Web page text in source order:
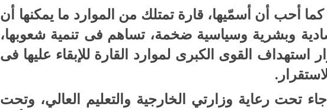
كما أحب أن أسمّيها، قارة تمتلك من الموارد ما يمكنها أن
وبشرية وسياسية ضخمة، تساهم فى تنمية شعوبها،
القوى الكبرى لموارد القارة للإبقاء عليها فى
تحت رعاية وزارتي الخارجية والتعليم العالي، وتحت
كيف تحمي مصر ثرواتها في الجنوب؟
معركة لا تُرى.. وحراس لا ينامون
مصر نموذجا.. لماذا تُنشئ
تنموية عملاقة؟